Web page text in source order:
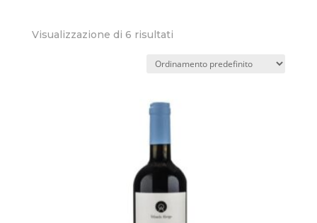
Visualizzazione di 6 risultati